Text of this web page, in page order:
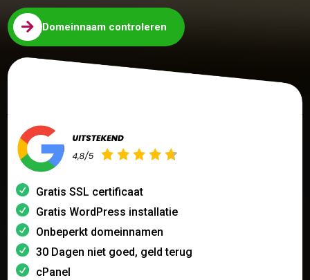
 Domeinnaam controleren
Gratis SSL certificaat
Gratis WordPress installatie
Onbeperkt domeinnamen
30 Dagen niet goed, geld terug
cPanel